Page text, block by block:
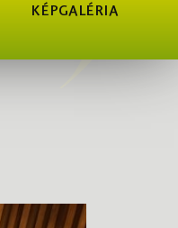
KÉPGALÉRIA